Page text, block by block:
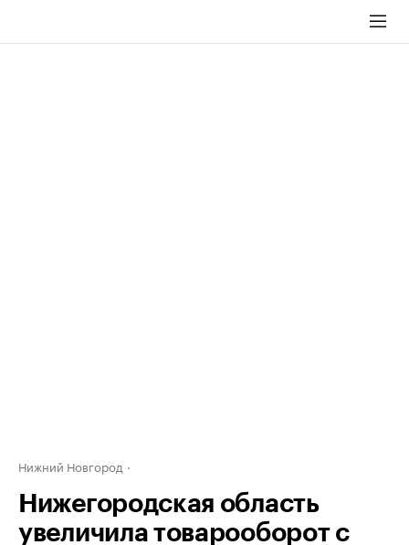
Нижний Новгород
Нижегородская область
увеличила товарооборот с